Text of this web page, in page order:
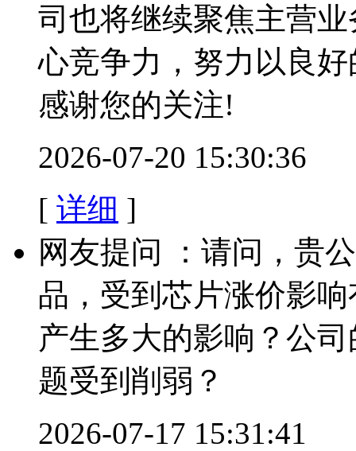
司也将继续聚焦主营
心竞争力，努力以良
感谢您的关注!
2026-07-20 15:30:36
[ 详细 ]
网友提问 ：请问，贵
品，受到芯片涨价影
产生多大的影响？公
题受到削弱？
2026-07-17 15:31:41